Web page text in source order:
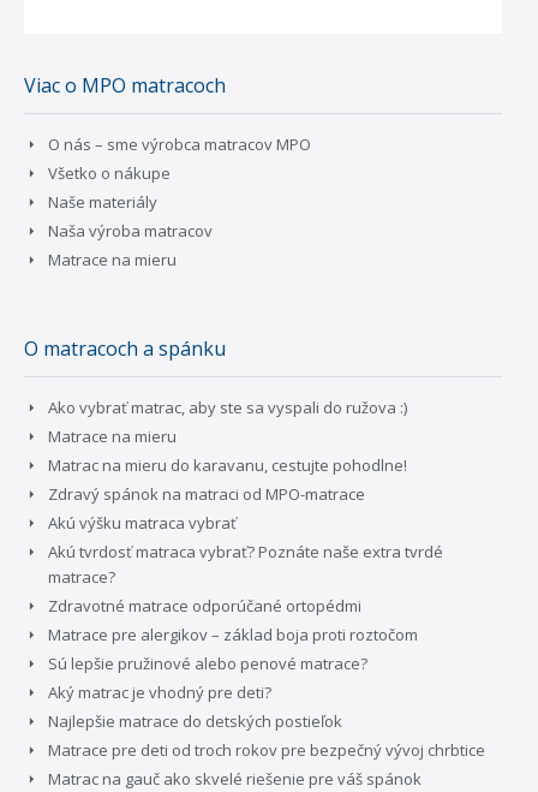
Viac o MPO matracoch
O nás – sme výrobca matracov MPO
Všetko o nákupe
Naše materiály
Naša výroba matracov
Matrace na mieru
O matracoch a spánku
Ako vybrať matrac, aby ste sa vyspali do ružova :)
Matrace na mieru
Matrac na mieru do karavanu, cestujte pohodlne!
Zdravý spánok na matraci od MPO-matrace
Akú výšku matraca vybrať
Akú tvrdosť matraca vybrať? Poznáte naše extra tvrdé
matrace?
Zdravotné matrace odporúčané ortopédmi
Matrace pre alergikov – základ boja proti roztočom
Sú lepšie pružinové alebo penové matrace?
Aký matrac je vhodný pre deti?
Najlepšie matrace do detských postieľok
Matrace pre deti od troch rokov pre bezpečný vývoj chrbtice
Matrac na gauč ako skvelé riešenie pre váš spánok